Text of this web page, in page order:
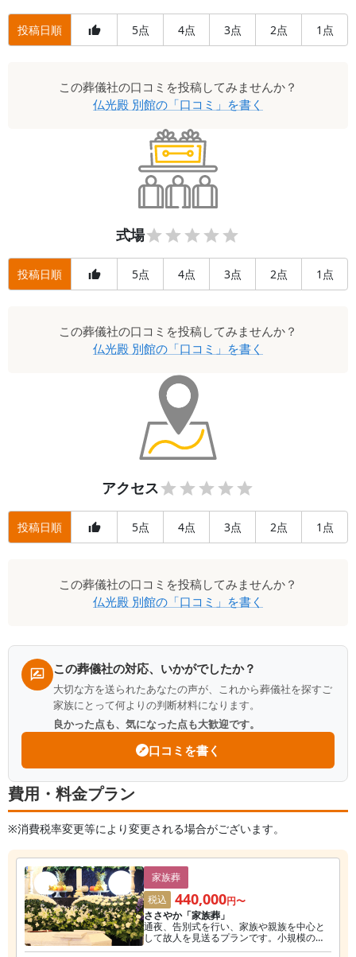
投稿日順 5点 4点 3点 2点 1 点
この葬儀社の口コミを投稿してみませんか？
仏光殿 別館の「口コミ」を書く
式場
投稿日順 5点 4点 3点 2点 1 点
この葬儀社の口コミを投稿してみませんか？
仏光殿 別館の「口コミ」を書く
アクセス
投稿日順 5点 4点 3点 2点 1 点
この葬儀社の口コミを投稿してみませんか？
仏光殿 別館の「口コミ」を書く
この葬儀社の対応、いかがでしたか？
大切な方を送られたあなたの声が、これから葬儀社を探すご
家族にとって何よりの判断材料になります。
良かった点も、気になった点も大歓迎です。
口コミを書く
費用・料金プラン
※消費税率変更等により変更される場合がございます。
家族葬
税込
440,000円〜
ささやか「家族葬」
通夜、告別式を行い、家族や親族を中心と
して故人を見送るプランです。小規模の式
場をご利用いただけます。 ※一日葬を希望